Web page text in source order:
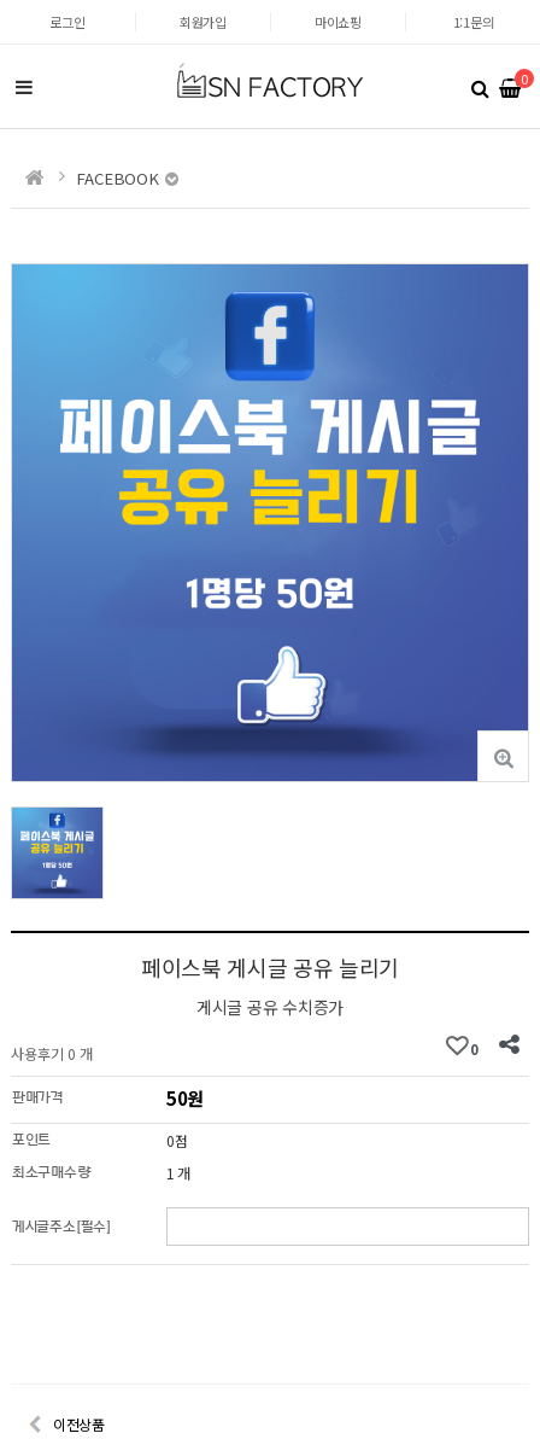
로그인 회원가입 마이쇼핑 1:1문의
0
FACEBOOK
페이스북 게시글 공유 늘리기
게시글 공유 수치증가
사용후기 0 개 0
판매가격 50원
포인트 0점
최소구매수량 1 개
게시글주소[필수]
이전상품